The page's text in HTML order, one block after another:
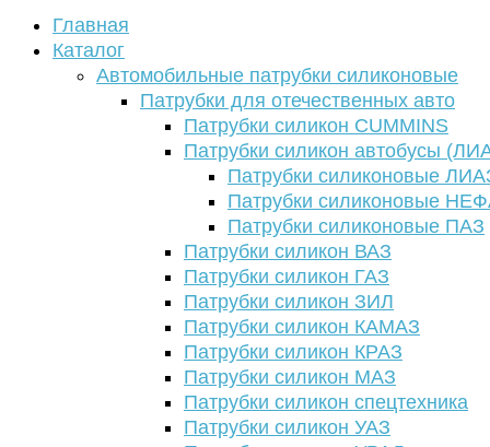
Главная
Каталог
Автомобильные патрубки силиконовые
Патрубки для отечественных авто
Патрубки силикон CUMMINS
Патрубки силикон автобусы
Патрубки силиконовые
Патрубки силиконовые
Патрубки силиконовые ПАЗ
Патрубки силикон ВАЗ
Патрубки силикон ГАЗ
Патрубки силикон ЗИЛ
Патрубки силикон КАМАЗ
Патрубки силикон КРАЗ
Патрубки силикон МАЗ
Патрубки силикон спецтехника
Патрубки силикон УАЗ